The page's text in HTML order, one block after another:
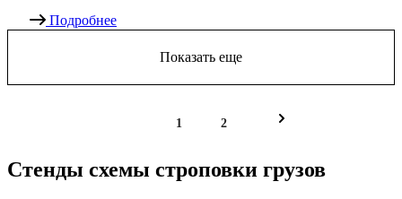
Подробнее
Показать еще
1 2
Стенды схемы строповки грузов